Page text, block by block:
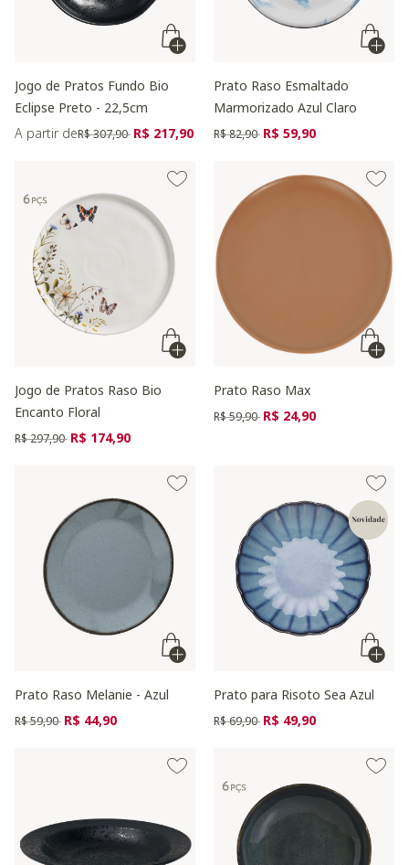
Jogo de Pratos Fundo Bio
Eclipse Preto - 22,5cm
A partir dePreço reduzido de
R$ 307,90 para
R$ 217,90
Prato Raso Esmaltado
Marmorizado Azul Claro
Preço reduzido de
R$ 82,90 para
R$ 59,90
Jogo de Pratos Raso Bio
Encanto Floral
Preço reduzido de
R$ 297,90 para
R$ 174,90
Prato Raso Max
Preço reduzido de
R$ 59,90 para
R$ 24,90
Prato Raso Melanie - Azul
Preço reduzido de
R$ 59,90 para
R$ 44,90
Prato para Risoto Sea Azul
Preço reduzido de
R$ 69,90 para
R$ 49,90